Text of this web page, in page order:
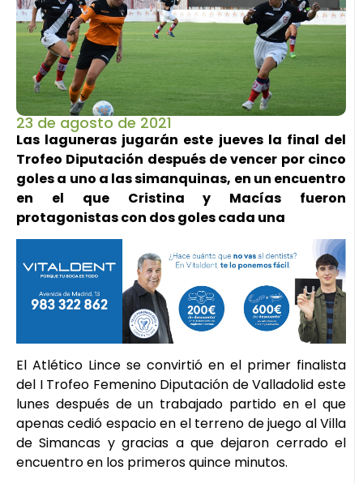
23 de agosto de 2021
Las laguneras jugarán este jueves la final del
Trofeo Diputación después de vencer por cinco
goles a uno a las simanquinas, en un encuentro
en el que Cristina y Macías fueron
protagonistas con dos goles cada una
El Atlético Lince se convirtió en el primer finalista
del I Trofeo Femenino Diputación de Valladolid este
lunes después de un trabajado partido en el que
apenas cedió espacio en el terreno de juego al Villa
de Simancas y gracias a que dejaron cerrado el
encuentro en los primeros quince minutos.